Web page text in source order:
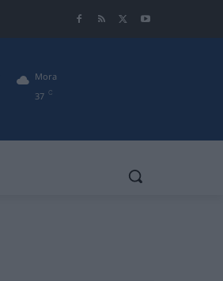
37 C
Mora